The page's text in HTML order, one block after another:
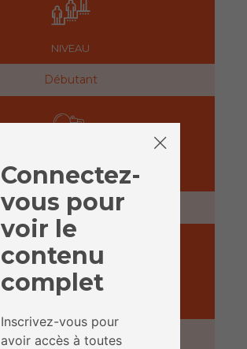
NIVEAU
Débutant
PRÉPARATION
30 minutes
1 heure
Connectez-
vous pour
voir le
contenu
complet
Inscrivez-vous pour
avoir accès à toutes